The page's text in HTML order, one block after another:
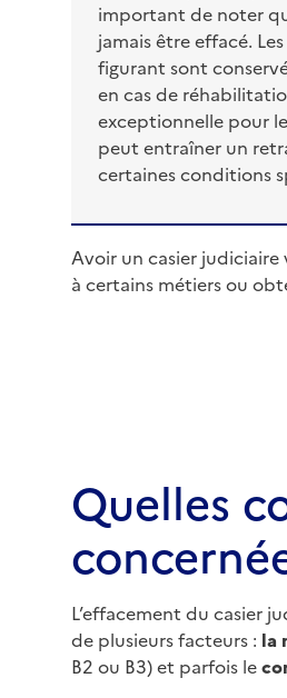
important de noter
jamais être effacé.
figurant sont
en cas de
exceptionnelle pour
peut entraîner un
certaines conditions
Avoir un casier
à certains métiers ou
Quelles
L’effacement du casier
de plusieurs facteurs : la
B2 ou B3) et parfois le